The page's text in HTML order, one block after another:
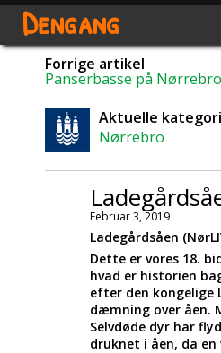
Dengang
Forrige artikel
Panserbasse på
Aktuelle kategori
Nørrebro
Februar 3, 2019
Ladegårdsåen
Dette er vores 18.
hvad er historien
efter den kongelige
dæmning over åen.
Selvdøde dyr har
druknet i åen, da en